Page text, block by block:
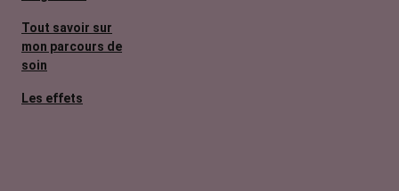
Tout savoir sur
mon parcours de
soin
Les effets